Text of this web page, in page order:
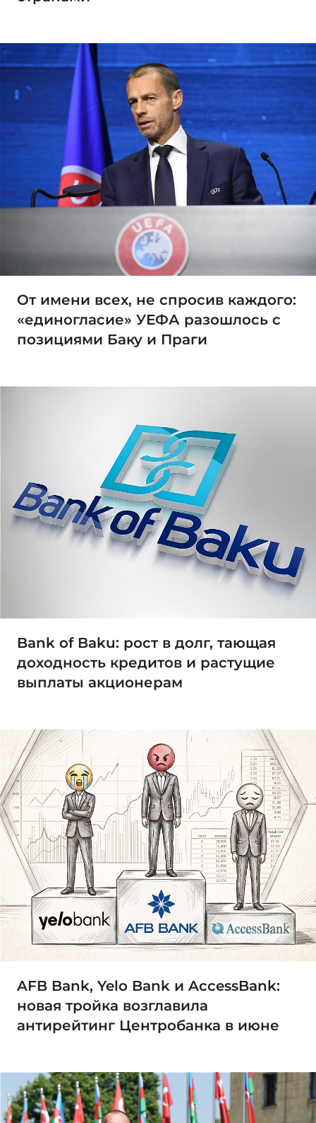
От имени всех, не спросив каждого:
«единогласие» УЕФА разошлось с
позициями Баку и Праги
Bank of Baku: рост в долг, тающая
доходность кредитов и растущие
выплаты акционерам
AFB Bank, Yelo Bank и AccessBank:
новая тройка возглавила
антирейтинг Центробанка в июне